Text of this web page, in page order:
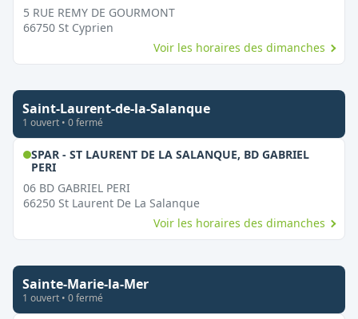
5 RUE REMY DE GOURMONT
66750 St Cyprien
Voir les horaires des dimanches
Saint-Laurent-de-la-Salanque
1 ouvert • 0fermé
SPAR - ST LAURENT DE LA SALANQUE, BD GABRIEL
PERI,
06 BD GABRIEL PERI
66250 St Laurent De La Salanque
Voir les horaires des dimanches
Sainte-Marie-la-Mer
1 ouvert • 0fermé